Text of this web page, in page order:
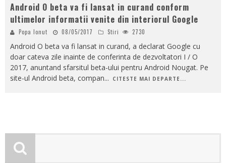
Android O beta va fi lansat in curand conform
ultimelor informatii venite din interiorul Google
Popa Ionut 08/05/2017 Stiri 2730
Android O beta va fi lansat in curand, a declarat Google cu
doar cateva zile inainte de conferinta de dezvoltatori I / O
2017, anuntand sfarsitul beta-ului pentru Android Nougat. Pe
site-ul Android beta, compan... CITESTE MAI DEPARTE...